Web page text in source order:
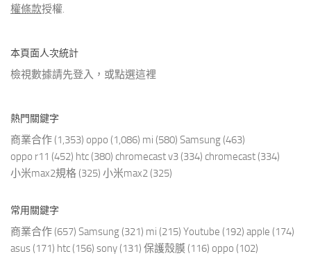
權條款授權.
本頁面人次統計
檢視數據請先登入，或點選這裡
熱門關鍵字
商業合作 (1,353) oppo (1,086) mi (580) Samsung (463)
oppo r11 (452) htc (380) chromecast v3 (334) chromecast (334)
小米max2規格 (325) 小米max2 (325)
常用關鍵字
商業合作 (657) Samsung (321) mi (215) Youtube (192) apple (174)
asus (171) htc (156) sony (131) 保護殼膜 (116) oppo (102)